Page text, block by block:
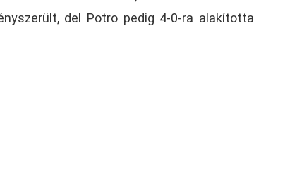
del Potro pedig 4-0-ra alakította